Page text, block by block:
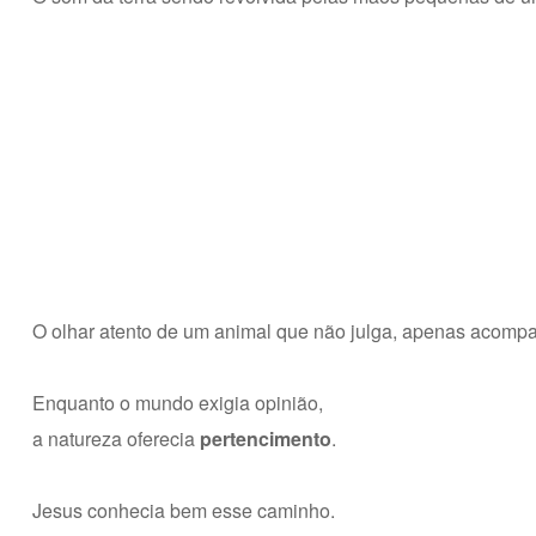
O olhar atento de um animal que não julga, apenas
Enquanto o mundo exigia opinião,
a natureza oferecia pertencimento.
Jesus conhecia bem esse caminho.